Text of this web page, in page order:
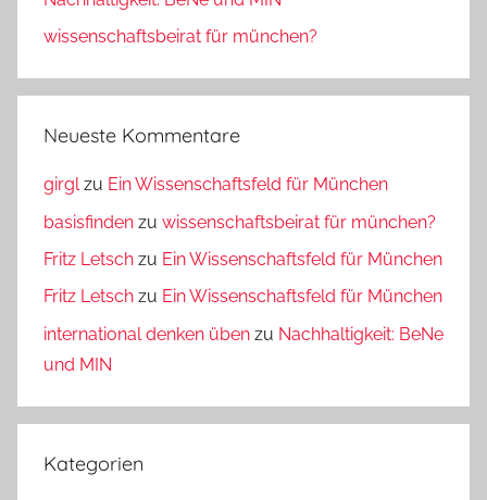
wissenschaftsbeirat für münchen?
Neueste Kommentare
girglzu Ein Wissenschaftsfeld für München
basisfinden zu wissenschaftsbeirat für münchen?
Fritz Letsch zu Ein Wissenschaftsfeld für München
Fritz Letsch zu Ein Wissenschaftsfeld für München
international denken üben zu Nachhaltigkeit: BeNe
und MIN
Kategorien